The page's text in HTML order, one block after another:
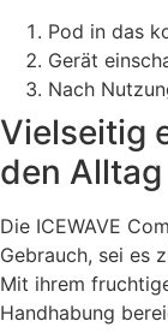
Pod in das
Gerät
Nach
Vielseitig
den Alltag
Die ICEWAVE
Gebrauch, sei es
Mit ihrem
Handhabung